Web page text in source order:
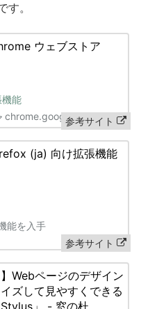
。
ウェブストア
能
chrome.google.com
参考サイト
(ja) 向け拡張機能
参考サイト
】Webページのデザイン
ズして見やすくできる